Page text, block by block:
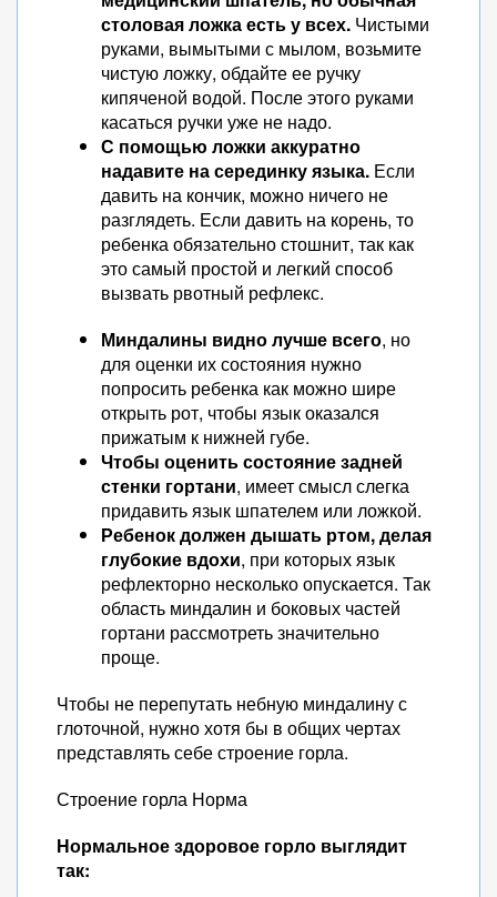
столовая ложка есть у всех. Чистыми
руками, вымытыми с мылом, возьмите
чистую ложку, обдайте ее ручку
кипяченой водой. После этого руками
касаться ручки уже не надо.
С помощью ложки аккуратно
надавите на серединку языка. Если
давить на кончик, можно ничего не
разглядеть. Если давить на корень, то
ребенка обязательно стошнит, так как
это самый простой и легкий способ
вызвать рвотный рефлекс.
Миндалины видно лучше всего, но
для оценки их состояния нужно
попросить ребенка как можно шире
открыть рот, чтобы язык оказался
прижатым к нижней губе.
Чтобы оценить состояние задней
стенки гортани, имеет смысл слегка
придавить язык шпателем или ложкой.
Ребенок должен дышать ртом, делая
глубокие вдохи, при которых язык
рефлекторно несколько опускается. Так
область миндалин и боковых частей
гортани рассмотреть значительно
проще.
Чтобы не перепутать небную миндалину с
глоточной, нужно хотя бы в общих чертах
представлять себе строение горла.
Строение горла Норма
Нормальное здоровое горло выглядит
так: